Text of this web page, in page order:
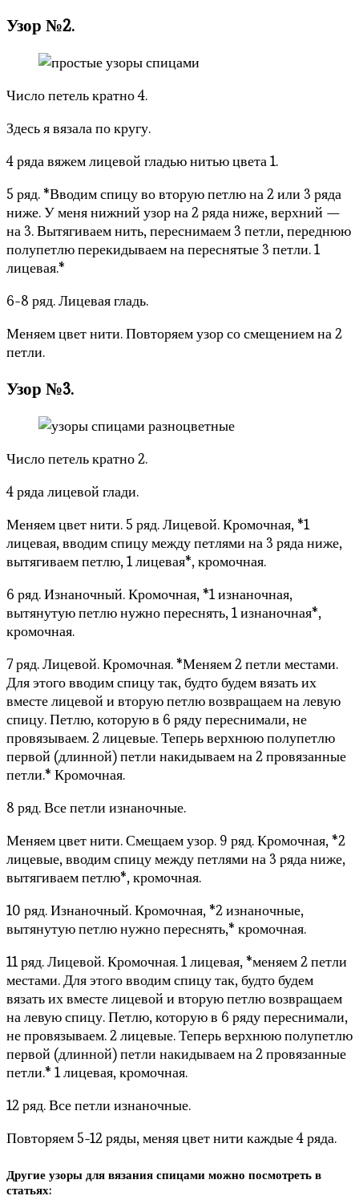
Узор №2.
Число петель кратно 4.
Здесь я вязала по кругу.
4 ряда вяжем лицевой гладью нитью цвета 1.
5 ряд. *Вводим спицу во вторую петлю на 2 или 3 ряда
ниже. У меня нижний узор на 2 ряда ниже, верхний —
на 3. Вытягиваем нить, переснимаем 3 петли, переднюю
полупетлю перекидываем на переснятые 3 петли. 1
лицевая.*
6-8 ряд. Лицевая гладь.
Меняем цвет нити. Повторяем узор со смещением на 2
петли.
Узор №3.
Число петель кратно 2.
4 ряда лицевой глади.
Меняем цвет нити. 5 ряд. Лицевой. Кромочная, *1
лицевая, вводим спицу между петлями на 3 ряда ниже,
вытягиваем петлю, 1 лицевая*, кромочная.
6 ряд. Изнаночный. Кромочная, *1 изнаночная,
вытянутую петлю нужно переснять, 1 изнаночная*,
кромочная.
7 ряд. Лицевой. Кромочная. *Меняем 2 петли местами.
Для этого вводим спицу так, будто будем вязать их
вместе лицевой и вторую петлю возвращаем на левую
спицу. Петлю, которую в 6 ряду переснимали, не
провязываем. 2 лицевые. Теперь верхнюю полупетлю
первой (длинной) петли накидываем на 2 провязанные
петли.* Кромочная.
8 ряд. Все петли изнаночные.
Меняем цвет нити. Смещаем узор. 9 ряд. Кромочная, *2
лицевые, вводим спицу между петлями на 3 ряда ниже,
вытягиваем петлю*, кромочная.
10 ряд. Изнаночный. Кромочная, *2 изнаночные,
вытянутую петлю нужно переснять,* кромочная.
11 ряд. Лицевой. Кромочная. 1 лицевая, *меняем 2 петли
местами. Для этого вводим спицу так, будто будем
вязать их вместе лицевой и вторую петлю возвращаем
на левую спицу. Петлю, которую в 6 ряду переснимали,
не провязываем. 2 лицевые. Теперь верхнюю полупетлю
первой (длинной) петли накидываем на 2 провязанные
петли.* 1 лицевая, кромочная.
12 ряд. Все петли изнаночные.
Повторяем 5-12 ряды, меняя цвет нити каждые 4 ряда.
Другие узоры для вязания спицами можно посмотреть в
статьях: